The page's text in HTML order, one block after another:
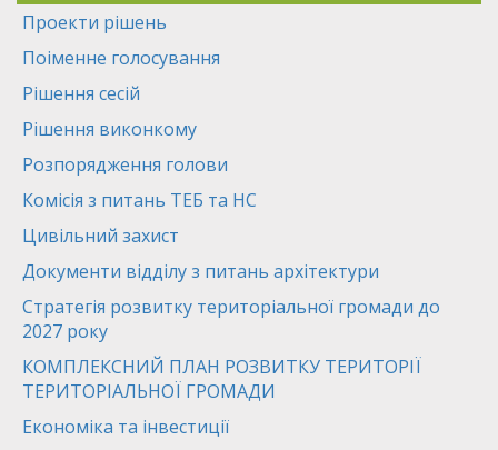
Проекти рішень
Поіменне голосування
Рішення сесій
Рішення виконкому
Розпорядження голови
Комісія з питань ТЕБ та НС
Цивільний захист
Документи відділу з питань архітектури
Стратегія розвитку територіальної громади до
2027 року
КОМПЛЕКСНИЙ ПЛАН РОЗВИТКУ ТЕРИТОРІЇ
ТЕРИТОРІАЛЬНОЇ ГРОМАДИ
Економіка та інвестиції